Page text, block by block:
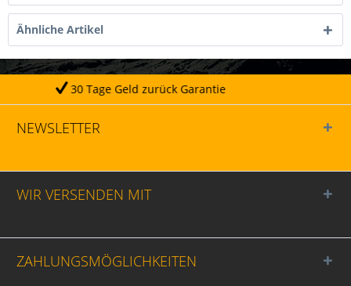
Ähnliche Artikel
Geld zurück Garantie
NEWSLETTER
WIR VERSENDEN MIT
ZAHLUNGSMÖGLICHKEITEN